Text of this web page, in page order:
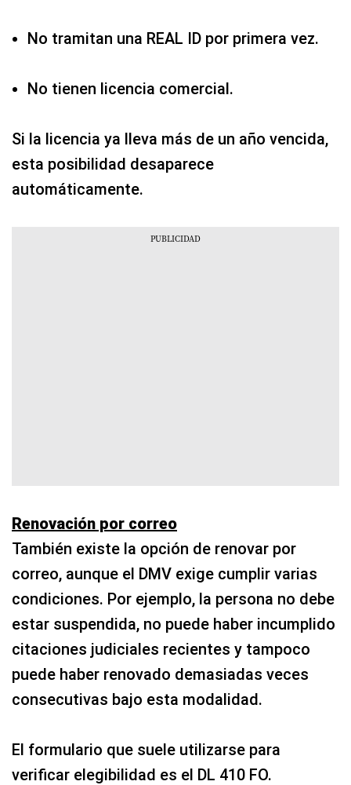
No tramitan una REAL ID por primera vez.
No tienen licencia comercial.
Si la licencia ya lleva más de un año vencida,
esta posibilidad desaparece
automáticamente.
Renovación por correo
También existe la opción de renovar por
correo, aunque el DMV exige cumplir varias
condiciones. Por ejemplo, la persona no debe
estar suspendida, no puede haber incumplido
citaciones judiciales recientes y tampoco
puede haber renovado demasiadas veces
consecutivas bajo esta modalidad.
El formulario que suele utilizarse para
verificar elegibilidad es el DL 410 FO.